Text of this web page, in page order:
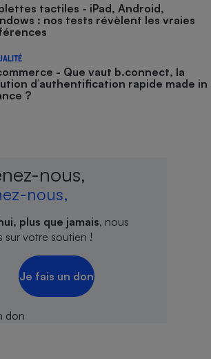
tactiles - iPad, Android,
: nos tests révèlent les vraies
- Que vaut b.connect, la
d’authentification rapide made in
?
nous,
nous,
plus que jamais, nous
sur votre soutien !
Je fais un don